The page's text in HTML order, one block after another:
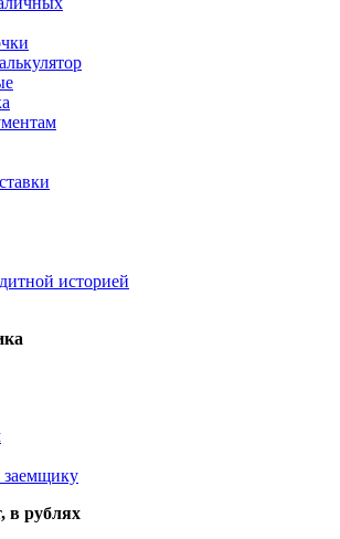
историей
заемщику
в рублях